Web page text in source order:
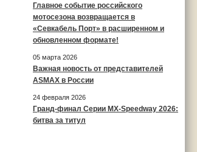
Главное событие российского
мотосезона возвращается в
«Севкабель Порт» в расширенном и
обновленном формате!
05 марта 2026
Важная новость от представителей
ASMAX в России
24 февраля 2026
Гранд-финал Серии MX-Speedway 2026:
битва за титул